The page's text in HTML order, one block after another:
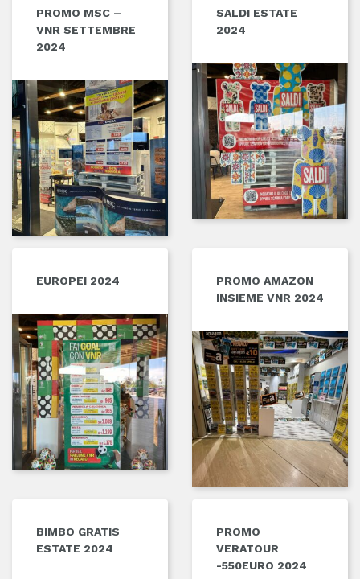
PROMO MSC –
VNR SETTEMBRE
2024
SALDI ESTATE
2024
EUROPEI 2024
PROMO AMAZON
INSIEME VNR 2024
BIMBO GRATIS
ESTATE 2024
PROMO
VERATOUR
-550EURO 2024